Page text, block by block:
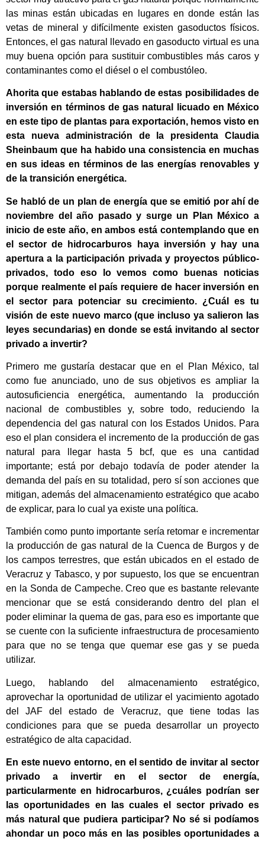
las minas están ubicadas en lugares en donde están las
vetas de mineral y difícilmente existen gasoductos físicos.
Entonces, el gas natural llevado en gasoducto virtual es una
muy buena opción para sustituir combustibles más caros y
contaminantes como el diésel o el combustóleo.
Ahorita que estabas hablando de estas posibilidades de
inversión en términos de gas natural licuado en México
en este tipo de plantas para exportación, hemos visto en
esta nueva administración de la presidenta Claudia
Sheinbaum que ha habido una consistencia en muchas
en sus ideas en términos de las energías renovables y
de la transición energética.
Se habló de un plan de energía que se emitió por ahí de
noviembre del año pasado y surge un Plan México a
inicio de este año, en ambos está contemplando que en
el sector de hidrocarburos haya inversión y hay una
apertura a la participación privada y proyectos público-
privados, todo eso lo vemos como buenas noticias
porque realmente el país requiere de hacer inversión en
el sector para potenciar su crecimiento. ¿Cuál es tu
visión de este nuevo marco (que incluso ya salieron las
leyes secundarias) en donde se está invitando al sector
privado a invertir?
Primero me gustaría destacar que en el Plan México, tal
como fue anunciado, uno de sus objetivos es ampliar la
autosuficiencia energética, aumentando la producción
nacional de combustibles y, sobre todo, reduciendo la
dependencia del gas natural con los Estados Unidos. Para
eso el plan considera el incremento de la producción de gas
natural para llegar hasta 5 bcf, que es una cantidad
importante; está por debajo todavía de poder atender la
demanda del país en su totalidad, pero sí son acciones que
mitigan, además del almacenamiento estratégico que acabo
de explicar, para lo cual ya existe una política.
También como punto importante sería retomar e incrementar
la producción de gas natural de la Cuenca de Burgos y de
los campos terrestres, que están ubicados en el estado de
Veracruz y Tabasco, y por supuesto, los que se encuentran
en la Sonda de Campeche. Creo que es bastante relevante
mencionar que se está considerando dentro del plan el
poder eliminar la quema de gas, para eso es importante que
se cuente con la suficiente infraestructura de procesamiento
para que no se tenga que quemar ese gas y se pueda
utilizar.
Luego, hablando del almacenamiento estratégico,
aprovechar la oportunidad de utilizar el yacimiento agotado
del JAF del estado de Veracruz, que tiene todas las
condiciones para que se pueda desarrollar un proyecto
estratégico de alta capacidad.
En este nuevo entorno, en el sentido de invitar al sector
privado a invertir en el sector de energía,
particularmente en hidrocarburos, ¿cuáles podrían ser
las oportunidades en las cuales el sector privado es
más natural que pudiera participar? No sé si podíamos
ahondar un poco más en las posibles oportunidades a